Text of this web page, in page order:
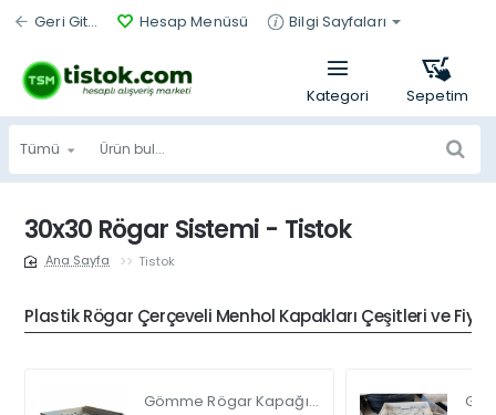
Geri Git... Hesap Menüsü Bilgi Sayfaları
Tümü
Ürün
bul...
30x30 Rögar Sistemi - Tistok
Tistok
Plastik Rögar Çerçeveli Menhol Kapakları Çeşitleri ve
Gömme Rögar Kapağı - Seramik - Fayans Ve Mermer Zeminlerde - Gizli Çerçeve Kapak Çift Kulplu 45 X 45